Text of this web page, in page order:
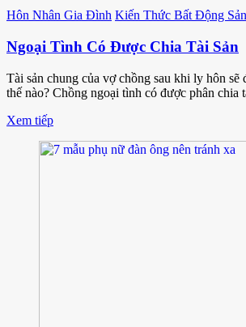
Hôn Nhân Gia Đình Kiến Thức Bất Động Sản
Ngoại Tình Có Được Chia Tài Sản
Tài sản chung của vợ chồng sau khi ly hôn
thế nào? Chồng ngoại tình có được phân chia
Xem tiếp